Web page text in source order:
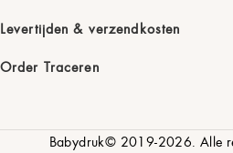
Levertijden & verzendkosten
Order Traceren
Babydruk© 2019-2026. Alle